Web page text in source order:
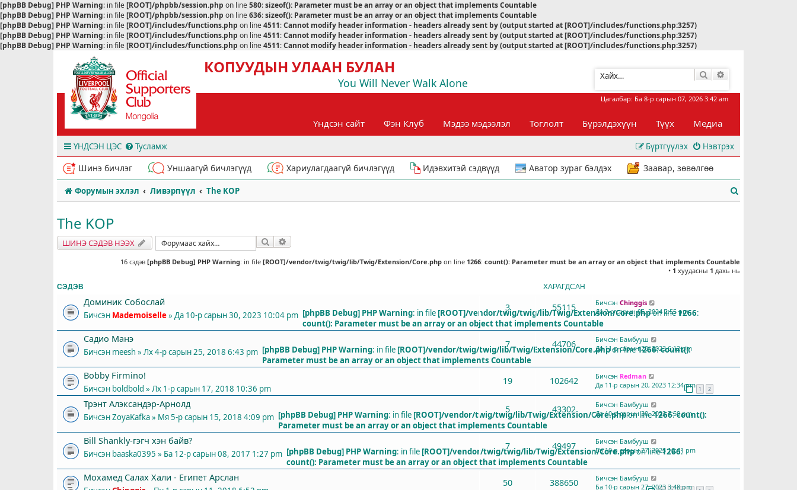
[phpBB Debug] PHP Warning: in file[ROOT]/phpbb/session.php on line580:sizeof(): Parameter must be an array or an object that implements Countable
[phpBB Debug] PHP Warning: in file[ROOT]/phpbb/session.php on line636:sizeof(): Parameter must be an array or an object that implements Countable
[phpBB Debug] PHP Warning: in file[ROOT]/includes/functions.php on line4511:Cannot modify header information - headers already sent by (output started at [ROOT]/includes/functions.php:3257)
[phpBB Debug] PHP Warning: in file[ROOT]/includes/functions.php on line4511:Cannot modify header information - headers already sent by (output started at [ROOT]/includes/functions.php:3257)
[phpBB Debug] PHP Warning: in file[ROOT]/includes/functions.php on line4511:Cannot modify header information - headers already sent by (output started at [ROOT]/includes/functions.php:3257)
КОПУУДЫН УЛААН БУЛАН
You Will Never Walk Alone
Хайлт
Цагалбар: Ба 8-р сарын 07, 2026 3:42 am
Үндсэн сайт Фэн Клуб Мэдээ мэдээлэл Тоглолт Бүрэлдэхүүн Түүх Медиа
ҮНДСЭН ЦЭС Тусламж Нэвтрэх
Бүртгүүлэх
Шинэ бичлэг Уншаагүй бичлэгүүд Хариулагдаагүй бичлэгүүд Идэвхитэй сэдвүүд Аватор зураг бэлдэх Заавар, зөвөлгөө
Форумын эхлэл Ливэрпүүл The KOP
The KOP
ШИНЭ СЭДЭВ НЭЭХ Хайлт
16 сэдэв [phpBB Debug] PHP Warning: in file [ROOT]/vendor/twig/twig/lib/Twig/Extension/Core.php on line 1266: count(): Parameter must be an array or an object that implements Countable
• 1 хуудасны 1 дахь нь
СЭДЭВ ХАРАГДСАН
Доминик Собослай
Бичсэн Mademoiselle» Да 10-р сарын 30, 2023 10:04 pm [phpBB Debug] PHP Warning: in file [ROOT]/vendor/twig/twig/lib/Twig/Extension/Core.phpon line1266:
count(): Parameter must be an array or an object that implements Countable
3 55115 Бичсэн Chinggis
Да 2-р сарын 05, 2024 2:55 pm
Садио Манэ
Бичсэн meesh » Лх 4-р сарын 25, 2018 6:43 pm [phpBB Debug] PHP Warning: in file [ROOT]/vendor/twig/twig/lib/Twig/Extension/Core.phpon line1266:count():
Parameter must be an array or an object that implements Countable
7 44706 Бичсэн Бамбууш
Да 11-р сарын 20, 2023 6:12 pm
Bobby Firmino!
Бичсэн boldbold » Лх 1-р сарын 17, 2018 10:36 pm 1 2
19 102642 Бичсэн Redman
Да 11-р сарын 20, 2023 12:34 pm
Трэнт Алэксандэр-Арнолд
БичсэнZoyaKafka» Мя 5-р сарын 15, 2018 4:09 pm [phpBB Debug] PHP Warning: in file [ROOT]/vendor/twig/twig/lib/Twig/Extension/Core.phpon line1266:count():
Parameter must be an array or an object that implements Countable
5 43302 Бичсэн Бамбууш
Да 10-р сарын 30, 2023 7:50 pm
Bill Shankly-гэгч хэн байв?
Бичсэн baaska0395 » Ба 12-р сарын 08, 2017 1:27 pm [phpBB Debug] PHP Warning: in file [ROOT]/vendor/twig/twig/lib/Twig/Extension/Core.phpon line1266:
count(): Parameter must be an array or an object that implements Countable
7 49497 Бичсэн Бамбууш
Ба 10-р сарын 27, 2023 10:41 pm
Мохамед Салах Хали - Египет Арслан 50 388650 Бичсэн Бамбууш
Ба 10-р сарын 27, 2023 3:48 pm